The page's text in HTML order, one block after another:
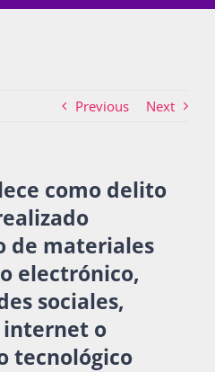
Previous Next
como delito
de materiales
electrónico,
sociales,
o
tecnológico